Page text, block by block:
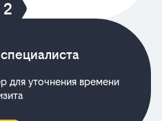
для уточнения времени